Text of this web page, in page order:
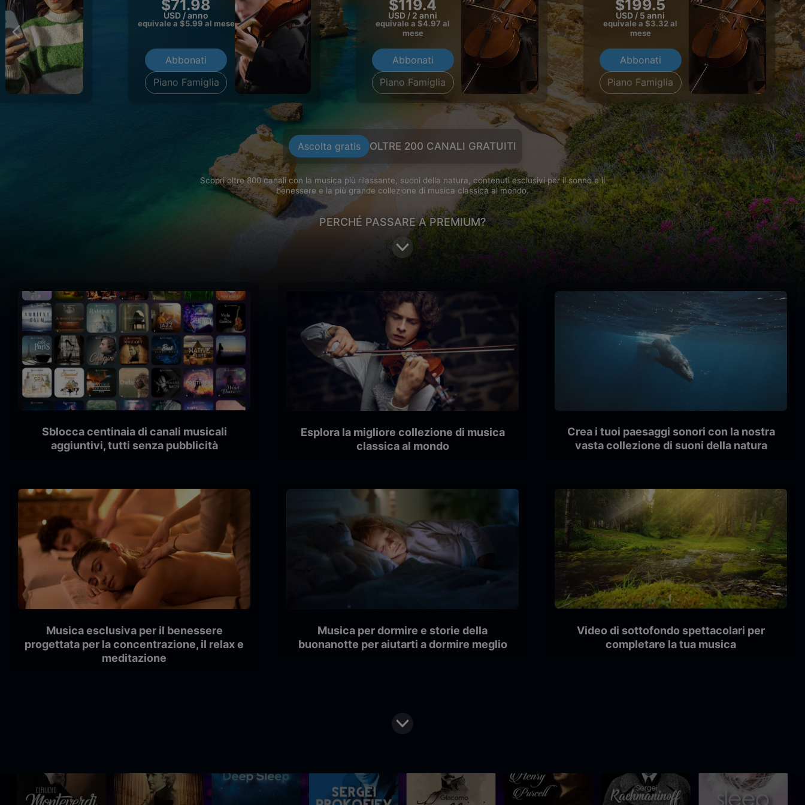
$71.98
USD / anno
equivale a $5.99 al mese
Abbonati
Piano Famiglia
$119.4
USD / 2 anni
equivale a $4.97 al
mese
Abbonati
Piano Famiglia
$199.5
USD / 5 anni
equivale a $3.32al
mese
Abbonati
Piano Famiglia
Ascolta gratis OLTRE 200 CANALI GRATUITI
Scopri oltre 800 canali con la musica più rilassante, suoni della natura, contenuti esclusivi per il sonno e il
benessere e la più grande collezione di musica classica al mondo.
PERCHÉ PASSARE A PREMIUM?
Sblocca centinaia di canali musicali
aggiuntivi, tutti senza pubblicità
Esplora la migliore collezione di musica
classica al mondo
Crea i tuoi paesaggi sonori con la nostra
vasta collezione di suoni della natura
Musica esclusiva per il benessere
progettata per la concentrazione, il relax e
meditazione
Musica per dormire e storie della
buonanotte per aiutarti a dormire meglio
Video di sottofondo spettacolari per
completare la tua musica